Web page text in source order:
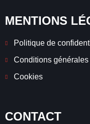
MENTIONS
Politique de
Conditions générales
Cookies
CONTACT